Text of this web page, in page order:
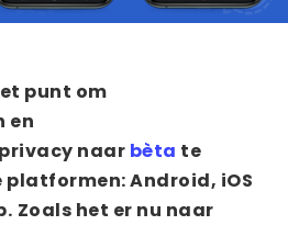
punt om
en
naar bèta te
platformen: Android, iOS
Zoals het er nu naar